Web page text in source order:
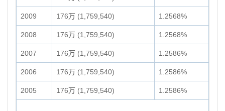
2009 176万 (1,759,540) 1.2568%
2008 176万 (1,759,540) 1.2568%
2007 176万 (1,759,540) 1.2586%
2006 176万 (1,759,540) 1.2586%
2005 176万 (1,759,540) 1.2586%